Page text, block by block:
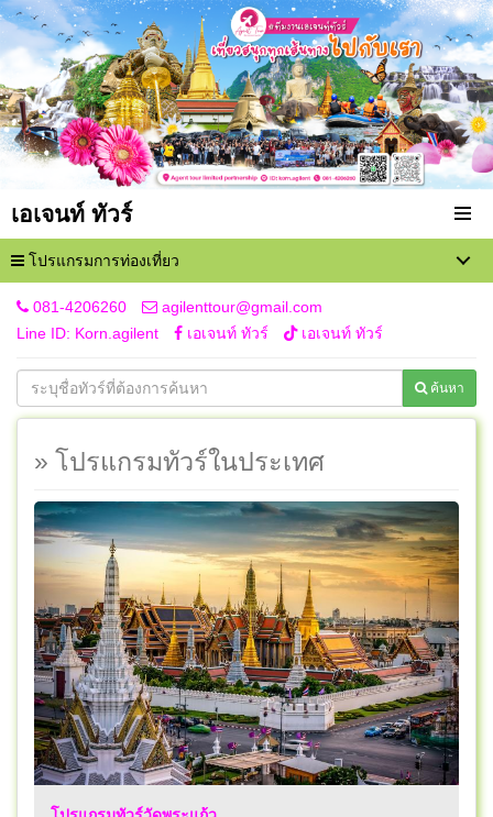
เอเจนท์ ทัวร์
โปรแกรมการท่องเที่ยว
081-4206260
agilenttour@gmail.com
Line ID: Korn.agilent
เอเจนท์ ทัวร์ เอเจนท์ ทัวร์
ค้นหา
» โปรแกรมทัวร์ในประเทศ